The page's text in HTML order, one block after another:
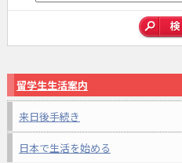
留学生生活案内
来日後手続き
日本で生活を始める